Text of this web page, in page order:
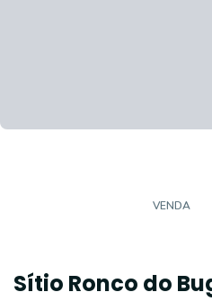
VENDA
Sítio Ronco do